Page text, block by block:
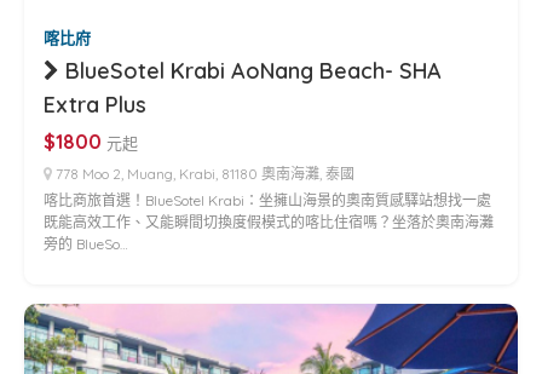
喀比府
BlueSotel Krabi AoNang Beach- SHA
Extra Plus
$1800 元起
778 Moo 2, Muang, Krabi, 81180 奧南海灘, 泰國
喀比商旅首選！BlueSotel Krabi：坐擁山海景的奧南質感驛站想找一處
既能高效工作、又能瞬間切換度假模式的喀比住宿嗎？坐落於奧南海灘
旁的 BlueSo…